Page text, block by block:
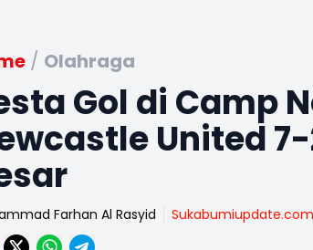
/ Olahraga
Gol di Camp
United
Farhan Al Rasyid Sukabumiupdate.com